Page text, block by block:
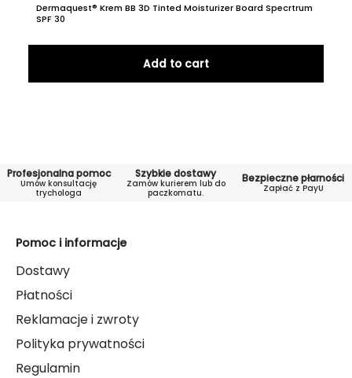
Dermaquest® Krem BB 3D Tinted Moisturizer Board Specrtrum
SPF 30
Add to cart
Profesjonalna pomoc
Umów konsultację
trychologa
Szybkie dostawy
Zamów kurierem lub do
paczkomatu.
Bezpieczne płarności
Zapłać z PayU
Pomoc i informacje
Dostawy
Płatności
Reklamacje i zwroty
Polityka prywatności
Regulamin